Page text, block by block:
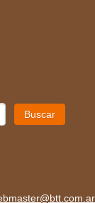
Buscar